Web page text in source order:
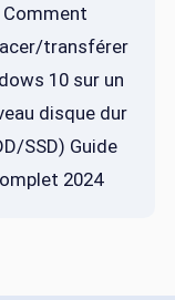
Comment
transférer
10 sur un
disque dur
SSD) Guide
2024